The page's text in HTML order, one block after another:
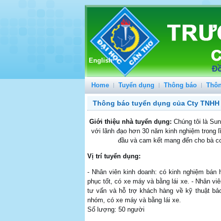
English
Home Tuyển dụng Thông báo
Thông báo tuyển dụng của Cty TNHH
Giới thiệu nhà tuyển dụng: Chúng tôi là
với lãnh đạo hơn 30 năm kinh nghiệm trong
đầu và cam kết mang đến cho bà
Vị trí tuyển dụng:
- Nhân viên kinh doanh: có kinh nghiệm
phục tốt, có xe máy và bằng lái xe. - Nhân
tư vấn và hỗ trợ khách hàng về kỹ thuật
nhóm, có xe máy và bằng lái xe.
Số lượng: 50 người